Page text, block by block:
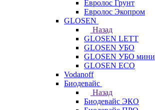
Евролос Грунт
Евролос Экопром
GLOSEN
Назад
GLOSEN LETT
GLOSEN УБО
GLOSEN УБО мини
GLOSEN ECO
Vodanoff
Биодевайс
Назад
Биодевайс ЭКО